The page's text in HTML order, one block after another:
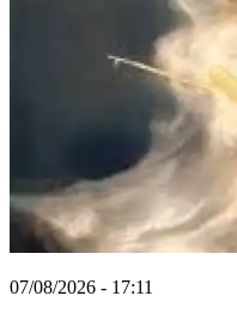
07/08/2026 - 17:11